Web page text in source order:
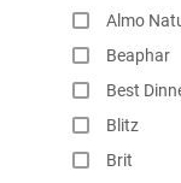
Almo
Beaphar
Best
Blitz
Brit